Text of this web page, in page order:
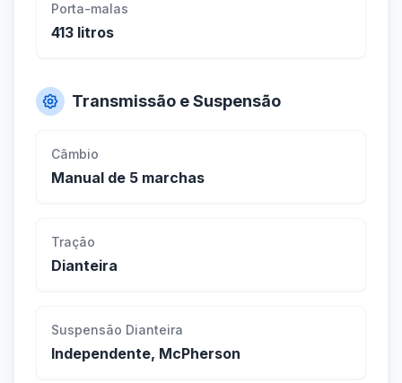
Porta-malas
413 litros
Transmissão e Suspensão
Câmbio
Manual de 5 marchas
Tração
Dianteira
Suspensão Dianteira
Independente, McPherson